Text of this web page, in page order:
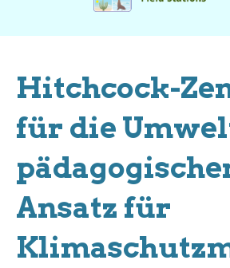
Hitchcock-
für die
Ansatz für